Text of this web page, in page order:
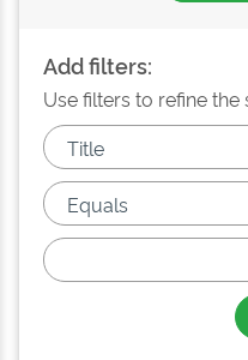
Add filters:
Use filters to refine the